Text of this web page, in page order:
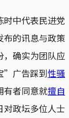
时中代表民进党
布的讯息与政策
确实为团队应
”广告踩到性骚
有者同意就擅自
对政坛多位人士